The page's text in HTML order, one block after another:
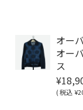
オー
オー
ス
(税込